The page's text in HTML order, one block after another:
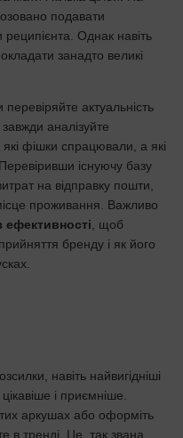
подавати
Однак навіть
занадто великі
актуальність
аналізуйте
фішки спрацювали, а які
існуючу базу
на відправку пошти,
проживання. Важливо
ефективності , щоб
бренду і як його
навіть найвигідніші
і приємніше.
аркушах або оформіть
в тренді. Це, так звана